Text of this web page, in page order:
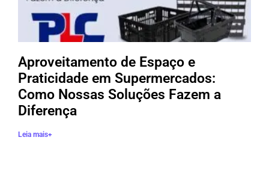
Aproveitamento de Espaço e
Praticidade em Supermercados:
Como Nossas Soluções Fazem a
Diferença
Leia mais+